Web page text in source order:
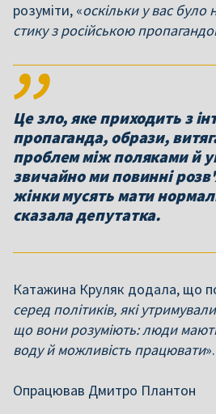
розуміти, «оскільки у вас було
стику з російською
Це зло, яке приходить з
пропаганда, образи,
проблем між поляками й
звичайно ми повинні
жінки мусять мати
сказала депутатка.
Катажина Круляк додала, що
серед політиків, які
що вони розуміють: люди
воду й можливість працювати».
Опрацював Дмитро Плантон